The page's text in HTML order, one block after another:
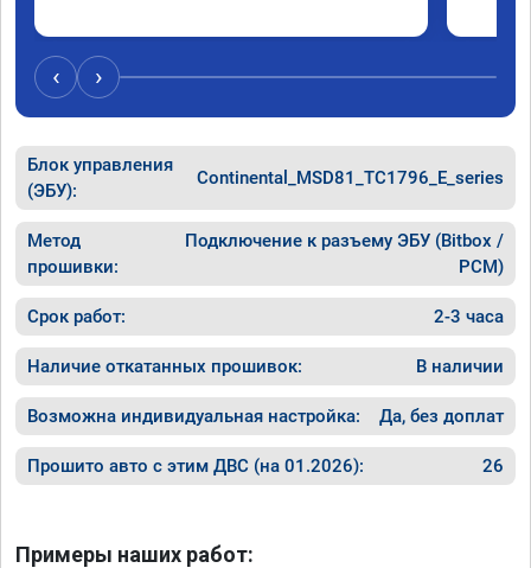
‹ ›
Блок управления
(ЭБУ):
Continental_MSD81_TC1796_E_series
Метод
прошивки:
Подключение к разъему ЭБУ (Bitbox /
PCM)
Срок работ: 2-3 часа
Наличие откатанных прошивок: В наличии
Возможна индивидуальная настройка: Да, без доплат
Прошито авто с этим ДВС (на 01.2026): 26
Примеры наших работ: